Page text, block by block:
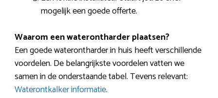
mogelijk een goede offerte.
Waarom een waterontharder plaatsen?
Een goede waterontharder in huis heeft verschillende
voordelen. De belangrijkste voordelen vatten we
samen in de onderstaande tabel. Tevens relevant:
Waterontkalker informatie.